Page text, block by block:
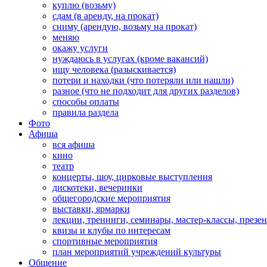
куплю (возьму)
сдам (в аренду, на прокат)
сниму (арендую, возьму на прокат)
меняю
окажу услуги
нуждаюсь в услугах (кроме вакансий)
ищу человека (разыскивается)
потери и находки (что потеряли или нашли)
разное (что не подходит для других разделов)
способы оплаты
правила раздела
Фото
Афиша
вся афиша
кино
театр
концерты, шоу, цирковые выступления
дискотеки, вечеринки
общегородские мероприятия
выставки, ярмарки
лекции, тренинги, семинары, мастер-классы,
квизы и клубы по интересам
спортивные мероприятия
план мероприятий учреждений культуры
Общение